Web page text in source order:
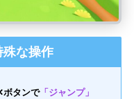
殊な操作
タンで「ジャンプ」